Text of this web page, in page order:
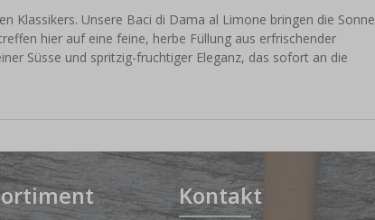
Klassikers. Unsere Baci di Dama al Limone bringen die Sonne
hier auf eine feine, herbe Füllung aus erfrischender
Süsse und spritzig-fruchtiger Eleganz, das sofort an die
Kontakt